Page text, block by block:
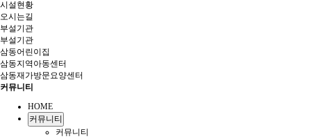
시설현황
오시는길
부설기관
부설기관
삼동어린이집
삼동지역아동센터
삼동재가방문요양센터
커뮤니티
HOME
커뮤니티
커뮤니티